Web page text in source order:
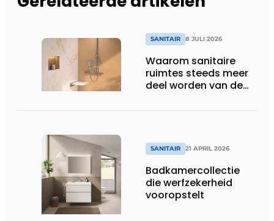
SANITAIR 8 JULI 2026
Waarom sanitaire
ruimtes steeds meer
deel worden van de
SANITAIR 21 APRIL 2026
Badkamercollectie
die werfzekerheid
vooropstelt